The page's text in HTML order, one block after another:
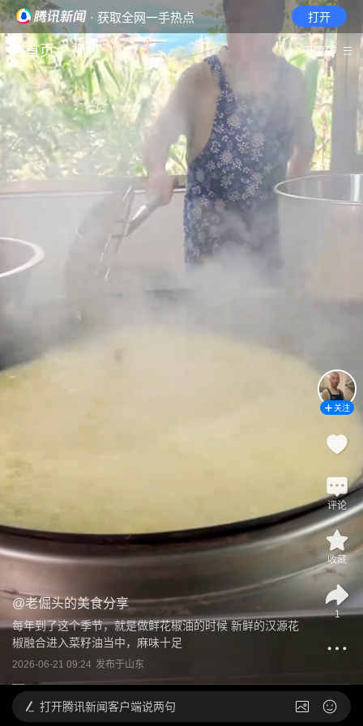
· 获取全网一手热点 打开
首页 视频 无障碍
@老倔头的美食分享
每年到了这个季节，就是做鲜花椒油的时候 新鲜的汉源花
椒融合进入菜籽油当中，麻味十足
2026-06-21 09:24 发布于山东
关注
评论
收藏
1
打开腾讯新闻客户端说两句